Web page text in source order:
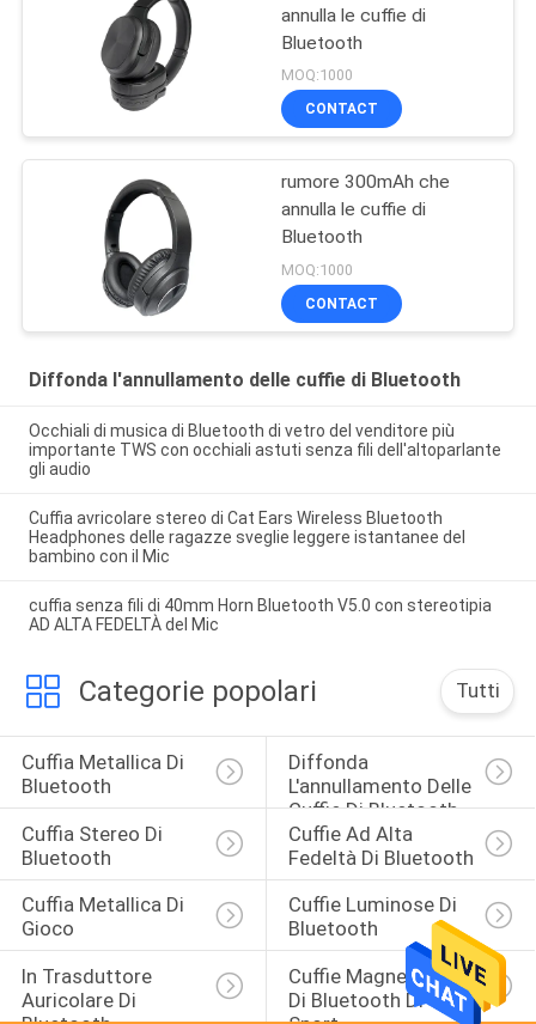
annulla le cuffie di
Bluetooth
MOQ:1000
CONTACT
rumore 300mAh che
annulla le cuffie di
Bluetooth
MOQ:1000
CONTACT
Diffonda l'annullamento delle cuffie di Bluetooth
Occhiali di musica di Bluetooth di vetro del venditore più
importante TWS con occhiali astuti senza fili dell'altoparlante
gli audio
Cuffia avricolare stereo di Cat Ears Wireless Bluetooth
Headphones delle ragazze sveglie leggere istantanee del
bambino con il Mic
cuffia senza fili di 40mm Horn Bluetooth V5.0 con stereotipia
AD ALTA FEDELTÀ del Mic
Categorie popolari Tutti
Cuffia Metallica Di
Bluetooth
Diffonda
L'annullamento Delle
Cuffie Di Bluetooth
Cuffia Stereo Di
Bluetooth
Cuffie Ad Alta
Fedeltà Di Bluetooth
Cuffia Metallica Di
Gioco
Cuffie Luminose Di
Bluetooth
In Trasduttore
Auricolare Di
Cuffie Magnetiche
Di Bluetooth Di